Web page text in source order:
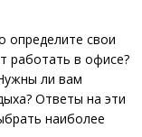
определите свои
работать в офисе?
ли вам
Ответы на эти
наиболее